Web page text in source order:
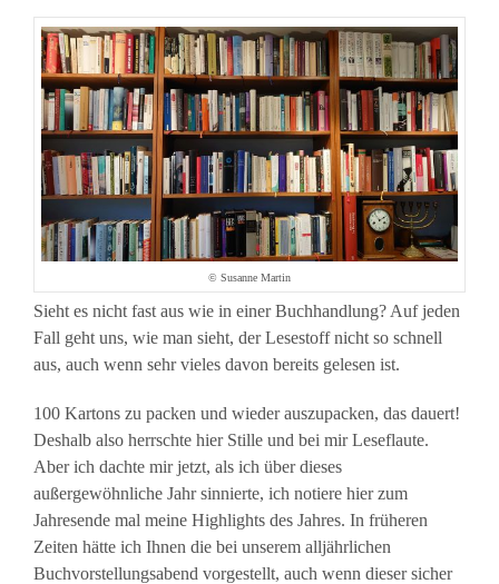
© Susanne Martin
Sieht es nicht fast aus wie in einer Buchhandlung? Auf jeden
Fall geht uns, wie man sieht, der Lesestoff nicht so schnell
aus, auch wenn sehr vieles davon bereits gelesen ist.
100 Kartons zu packen und wieder auszupacken, das dauert!
Deshalb also herrschte hier Stille und bei mir Leseflaute.
Aber ich dachte mir jetzt, als ich über dieses
außergewöhnliche Jahr sinnierte, ich notiere hier zum
Jahresende mal meine Highlights des Jahres. In früheren
Zeiten hätte ich Ihnen die bei unserem alljährlichen
Buchvorstellungsabend vorgestellt, auch wenn dieser sicher